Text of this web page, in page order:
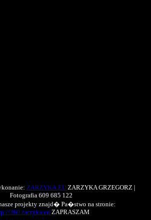
ZARZYKA.EU ZARZYKA GRZEGORZ |
Fotografia 609 685 122
projekty znajd� Pa�stwo na stronie:
360.zarzyka.eu ZAPRASZAM